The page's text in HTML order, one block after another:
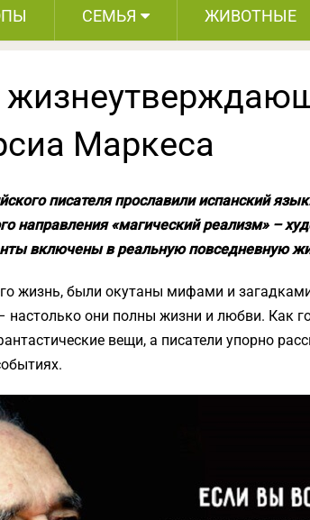
СЕМЬЯ ЖИВОТНЫЕ
Маркеса
писателя прославили испанский
направления «магический реализм» –
включены в реальную повседневную
жизнь, были окутаны мифами и
настолько они полны жизни и любви. Как
вещи, а писатели упорно